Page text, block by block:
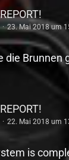
23. Mai 2018 um
die Brunnen
22. Mai 2018 um
is